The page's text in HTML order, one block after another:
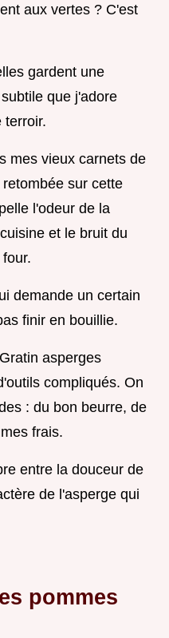
aux vertes ? C'est
gardent une
que j'adore
terroir.
mes vieux carnets de
sur cette
l'odeur de la
et le bruit du
demande un certain
finir en bouillie.
asperges
compliqués. On
: du bon beurre, de
frais.
entre la douceur de
de l'asperge qui
pommes